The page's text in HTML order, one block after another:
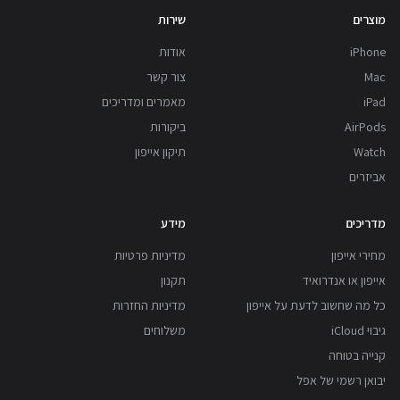
מוצרים
iPhone
Mac
iPad
AirPods
Watch
אביזרים
שירות
אודות
צור קשר
מאמרים ומדריכים
ביקורות
תיקון אייפון
מדריכים
מחירי אייפון
אייפון או אנדרואיד
כל מה שחשוב לדעת על אייפון
גיבוי iCloud
קנייה בטוחה
יבואן רשמי של אפל
מידע
מדיניות פרטיות
תקנון
מדיניות החזרות
משלוחים